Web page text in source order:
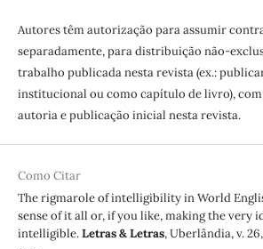
Autores têm autorização para assumir
separadamente, para distribuição não-
trabalho publicada nesta revista (ex.:
institucional ou como capítulo de livro),
autoria e publicação inicial nesta revista.
Como Citar
The rigmarole of intelligibility in World
sense of it all or, if you like, making the very
intelligible.Letras & Letras, Uberlândia, v.